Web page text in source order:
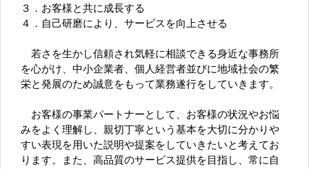
３．お客様と共に成長する
４．自己研磨により、サービスを向上させる
若さを生かし信頼され気軽に相談できる身近な事務所
を心がけ、中小企業者、個人経営者並びに地域社会の繁
栄と発展のため誠意をもって業務遂行をしていきます。
お客様の事業パートナーとして、お客様の状況やお悩
みをよく理解し、親切丁寧という基本を大切に分かりや
すい表現を用いた説明や提案をしていきたいと考えてお
ります。また、高品質のサービス提供を目指し、常に自